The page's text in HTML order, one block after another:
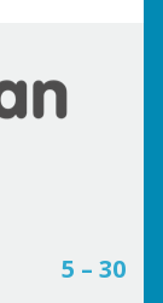
5 – 30